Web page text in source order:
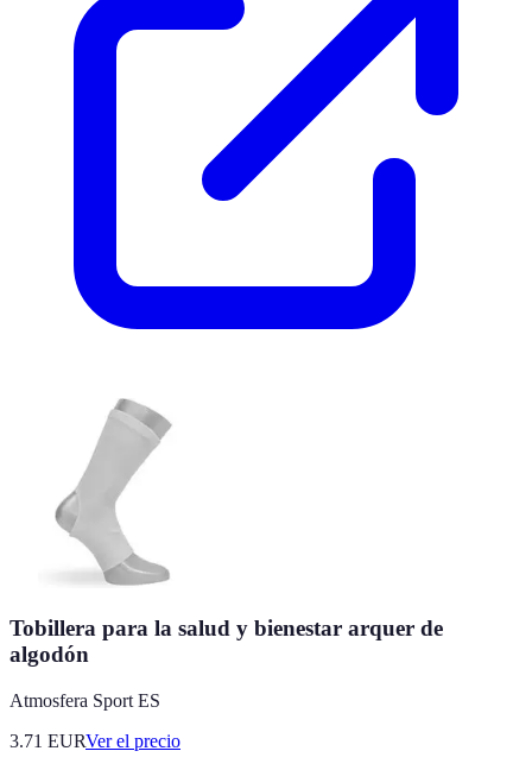
Tobillera para la salud y bienestar arquer de
algodón
Atmosfera Sport ES
3.71 EURVer el precio